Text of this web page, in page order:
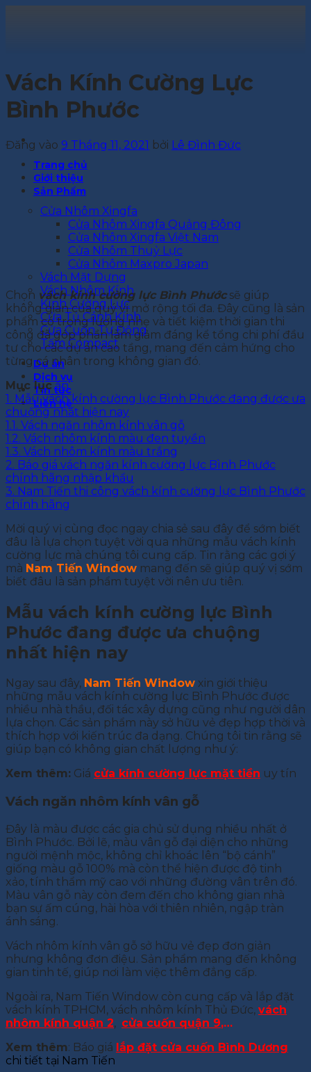
Trang chủ
Giới thiệu
Sản Phẩm
Cửa Nhôm Xingfa
Cửa Nhôm Xingfa Quảng Đông
Cửa Nhôm Xingfa Việt Nam
Cửa Nhôm Thuỷ Lực
Cửa Nhôm Maxpro Japan
Vách Mặt Dựng
Vách Nhôm Kính
Kính Cường Lực
Cửa Tủ Cánh Kính
Cửa Cuốn Tự Động
Tấm Compact
Dự án
Dịch vụ
Tin tức
Liên hệ
Vách Kính Cường Lực
Bình Phước
Đăng vào 9 Tháng 11, 2021 bởi Lê Đình Đức
Chọn vách kính cường lực Bình Phướcsẽ giúp
không gian của quý vị mở rộng tối đa. Đây cũng là sản
phẩm có trọng lượng nhẹ và tiết kiệm thời gian thi
công đã góp phần làm giảm đáng kể tổng chi phí đầu
tư cho các dự án cao tầng, mang đến cảm hứng cho
từng cá nhân trong không gian đó.
Mục lục ẩn
1. Mẫu vách kính cường lực Bình Phước đang được ưa
chuộng nhất hiện nay
1.1. Vách ngăn nhôm kính vân gỗ
1.2. Vách nhôm kính màu đen tuyền
1.3. Vách nhôm kính màu trắng
2. Báo giá vách ngăn kính cường lực Bình Phước
chính hãng nhập khẩu
3. Nam Tiến thi công vách kính cường lực Bình Phước
chính hãng
Mời quý vị cùng đọc ngay chia sẻ sau đây để sớm biết
đâu là lựa chọn tuyệt vời qua những mẫu vách kính
cường lực mà chúng tôi cung cấp. Tin rằng các gợi ý
mà Nam Tiến Window mang đến sẽ giúp quý vị sớm
biết đâu là sản phẩm tuyệt vời nên ưu tiên.
Mẫu vách kính cường lực Bình
Phước đang được ưa chuộng
nhất hiện nay
Ngay sau đây, Nam Tiến Window xin giới thiệu
những mẫu vách kính cường lực Bình Phước được
nhiều nhà thầu, đối tác xây dựng cũng như người dân
lựa chọn. Các sản phẩm này sở hữu vẻ đẹp hợp thời và
thích hợp với kiến trúc đa dạng. Chúng tôi tin rằng sẽ
giúp bạn có không gian chất lượng như ý:
Xem thêm: Giá cửa kính cường lực mặt tiền uy tín
Vách ngăn nhôm kính vân gỗ
Đây là màu được các gia chủ sử dụng nhiều nhất ở
Bình Phước. Bởi lẽ, màu vân gỗ đại diện cho những
người mệnh mộc, không chỉ khoác lên “bộ cánh”
giống màu gỗ 100% mà còn thể hiện được độ tinh
xảo, tính thẩm mỹ cao với những đường vân trên đó.
Màu vân gỗ này còn đem đến cho không gian nhà
bạn sự ấm cúng, hài hòa với thiên nhiên, ngập tràn
ánh sáng.
Vách nhôm kính vân gỗ sở hữu vẻ đẹp đơn giản
nhưng không đơn điệu. Sản phẩm mang đến không
gian tinh tế, giúp nơi làm việc thêm đẳng cấp.
Ngoài ra, Nam Tiến Window còn cung cấp và lắp đặt
vách kính TPHCM, vách nhôm kính Thủ Đức, vách
nhôm kính quận 2, cửa cuốn quận 9,…
Xem thêm: Báo giá lắp đặt cửa cuốn Bình Dương
chi tiết tại Nam Tiến